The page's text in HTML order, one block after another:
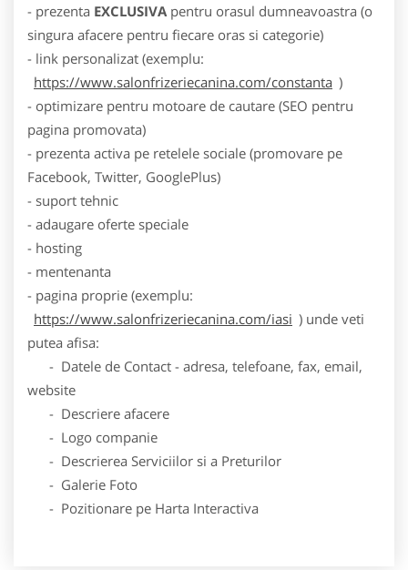
- prezenta EXCLUSIVA pentru orasul dumneavoastra (o
singura afacere pentru fiecare oras si categorie)
- link personalizat (exemplu:
https://www.salonfrizeriecanina.com/constanta )
- optimizare pentru motoare de cautare (SEO pentru
pagina promovata)
- prezenta activa pe retelele sociale (promovare pe
Facebook, Twitter, GooglePlus)
- suport tehnic
- adaugare oferte speciale
- hosting
- mentenanta
- pagina proprie (exemplu:
https://www.salonfrizeriecanina.com/iasi ) unde veti
putea afisa:
- Datele de Contact - adresa, telefoane, fax, email,
website
- Descriere afacere
- Logo companie
- Descrierea Serviciilor si a Preturilor
- Galerie Foto
- Pozitionare pe Harta Interactiva